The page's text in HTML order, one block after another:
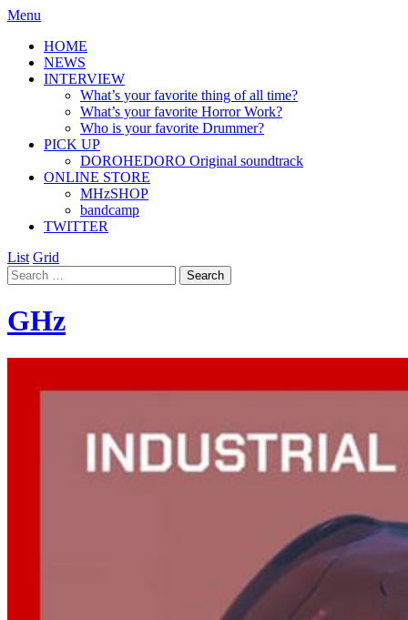
Menu
HOME
NEWS
INTERVIEW
What’s your favorite thing of all time?
What’s your favorite Horror Work?
Who is your favorite Drummer?
PICK UP
DOROHEDORO Original soundtrack
ONLINE STORE
MHzSHOP
bandcamp
TWITTER
List Grid
GHz